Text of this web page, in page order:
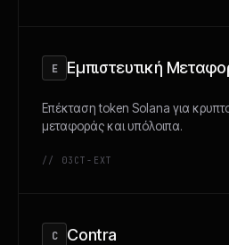
Ε Εμπιστευτική
Επέκταση token Solana για
μεταφοράς και υπόλοιπα.
// 03 CT-EXT
C Contra